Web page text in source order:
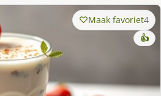
Maak favoriet4
👍